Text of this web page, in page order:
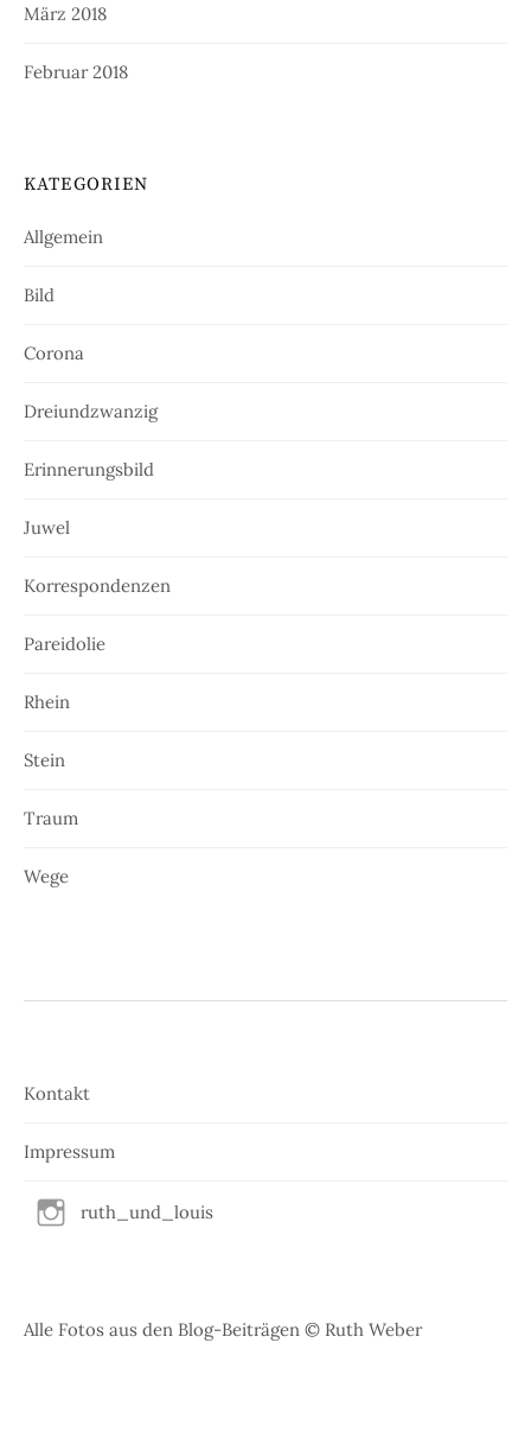
März 2018
Februar 2018
KATEGORIEN
Allgemein
Bild
Corona
Dreiundzwanzig
Erinnerungsbild
Juwel
Korrespondenzen
Pareidolie
Rhein
Stein
Traum
Wege
Kontakt
Impressum
ruth_und_louis
Alle Fotos aus den Blog-Beiträgen © Ruth Weber